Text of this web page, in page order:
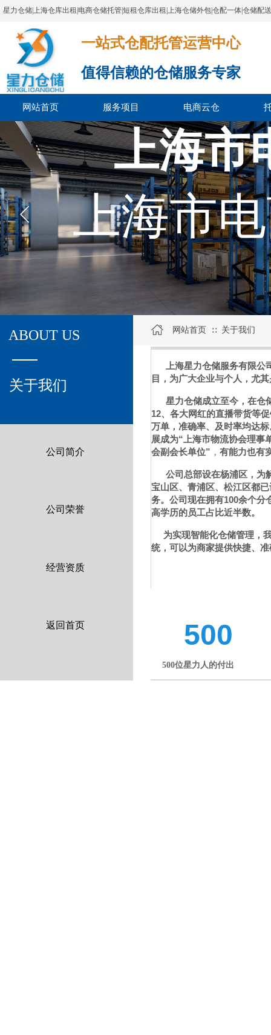
星力仓储|上海仓库出租|电商仓储托管|短租仓库出租|上海仓储外包|仓配一体|仓储配
一站式仓配托管运营中心​​​​​​​​​​​​​​​​​
值得信赖的仓储服务专家
网站首页 服务项目 电商云仓
上海市
上海市
关于我们
公司简介
公司荣誉
经营资质
返回首页
ABOUT US 网站首页 ∷ 关于我们
500
500位星力人的付出
上海星力仓储服务有限公
目，为广大企业与个人，尤
星力仓储成立至今，在仓
12、各大网红的直播带货等
万单，准确率、及时率均达
展成为“上海市物流协会理事
会副会长单位” ， 有能力也有
公司总部设在杨浦区，为
宝山区、青浦区、松江区都
务。公司现在拥有100余个分
高学历的员工占比近半数。
为实现智能化仓储管理，
统，可以为商家提供快捷、